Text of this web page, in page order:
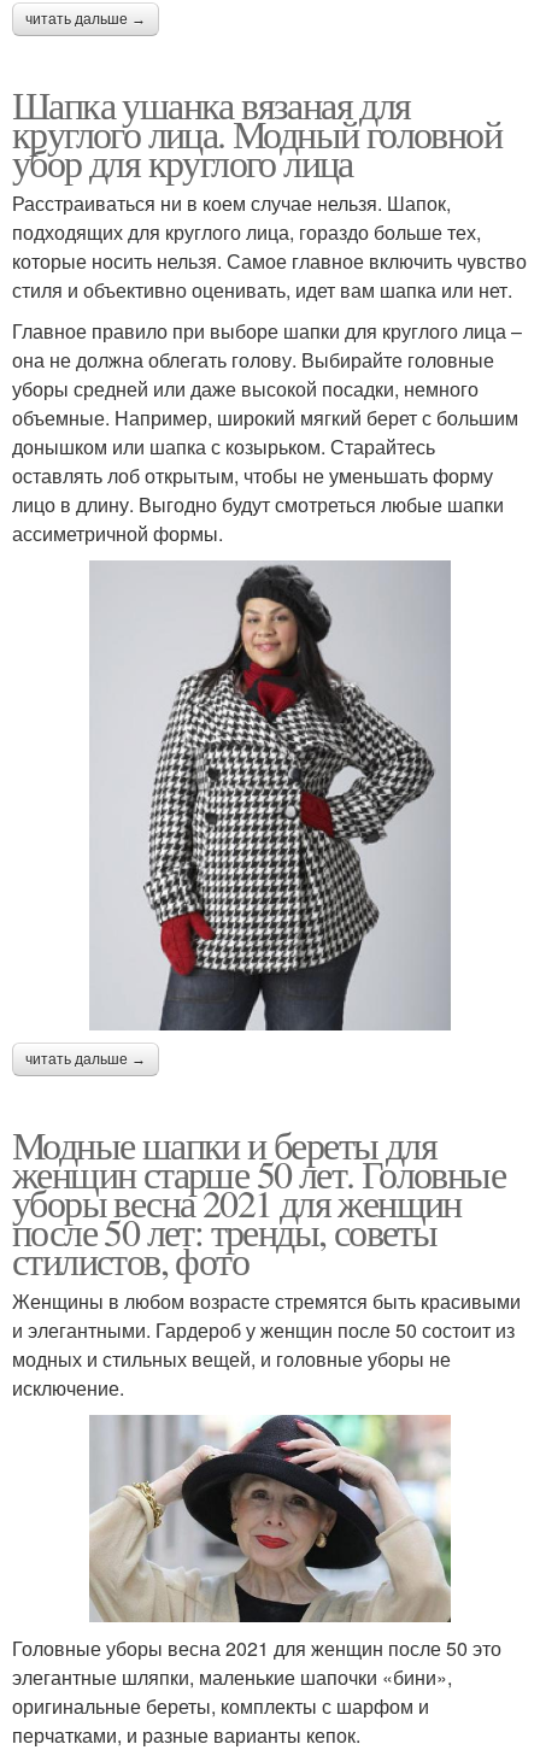
читать дальше →
Шапка ушанка вязаная для
круглого лица. Модный головной
убор для круглого лица
Расстраиваться ни в коем случае нельзя. Шапок,
подходящих для круглого лица, гораздо больше тех,
которые носить нельзя. Самое главное включить чувство
стиля и объективно оценивать, идет вам шапка или нет.
Главное правило при выборе шапки для круглого лица –
она не должна облегать голову. Выбирайте головные
уборы средней или даже высокой посадки, немного
объемные. Например, широкий мягкий берет с большим
донышком или шапка с козырьком. Старайтесь
оставлять лоб открытым, чтобы не уменьшать форму
лицо в длину. Выгодно будут смотреться любые шапки
ассиметричной формы.
читать дальше →
Модные шапки и береты для
женщин старше 50 лет. Головные
уборы весна 2021 для женщин
после 50 лет: тренды, советы
стилистов, фото
Женщины в любом возрасте стремятся быть красивыми
и элегантными. Гардероб у женщин после 50 состоит из
модных и стильных вещей, и головные уборы не
исключение.
Головные уборы весна 2021 для женщин после 50 это
элегантные шляпки, маленькие шапочки «бини»,
оригинальные береты, комплекты с шарфом и
перчатками, и разные варианты кепок.